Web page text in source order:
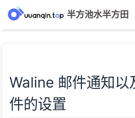
半方池水半方田
Waline 邮件通知以
件的设置